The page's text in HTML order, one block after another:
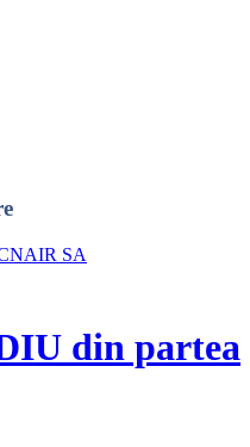
din partea